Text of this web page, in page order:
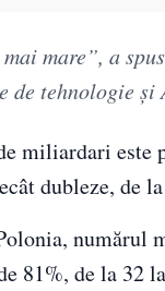
mare”, a
de tehnologie şi
miliardari este
dubleze, de
81%, de la 32